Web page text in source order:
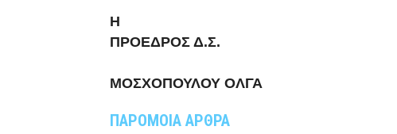
Η
ΠΡΟΕΔΡΟΣ Δ.Σ.
ΜΟΣΧΟΠΟΥΛΟΥ ΟΛΓΑ
ΠΑΡΟΜΟΙΑ ΑΡΘΡΑ